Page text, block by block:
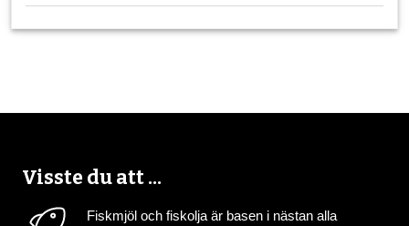
Visste du att ...
Fiskmjöl och fiskolja är basen i nästan alla